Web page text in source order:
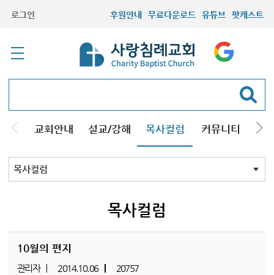
로그인 후원안내 무료다운로드 유튜브 팟캐스트
교회안내 설교/강해 목사컬럼 커뮤니티 기
목사컬럼
목사컬럼
10월의 편지
관리자 2014.10.06 20757